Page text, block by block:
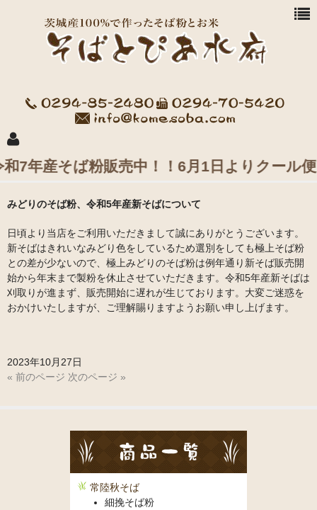
年産そば粉販売中！！6月1日よりクール便
商品一覧
お買い物方法
水府愛農会 会社案内
益子米穀
みどりのそば粉、令和5年産新そばについて
日頃より当店をご利用いただきまして誠にありがとうございます。
新そばはきれいなみどり色をしているため選別をしても極上そば粉
との差が少ないので、極上みどりのそば粉は例年通り新そば販売開
始から年末まで製粉を休止させていただきます。令和5年産新そばは
刈取りが進まず、販売開始に遅れが生じております。大変ご迷惑を
おかけいたしますが、ご理解賜りますようお願い申し上げます。
2023年10月27日
« 前のページ 次のページ »
常陸秋そば
細挽そば粉